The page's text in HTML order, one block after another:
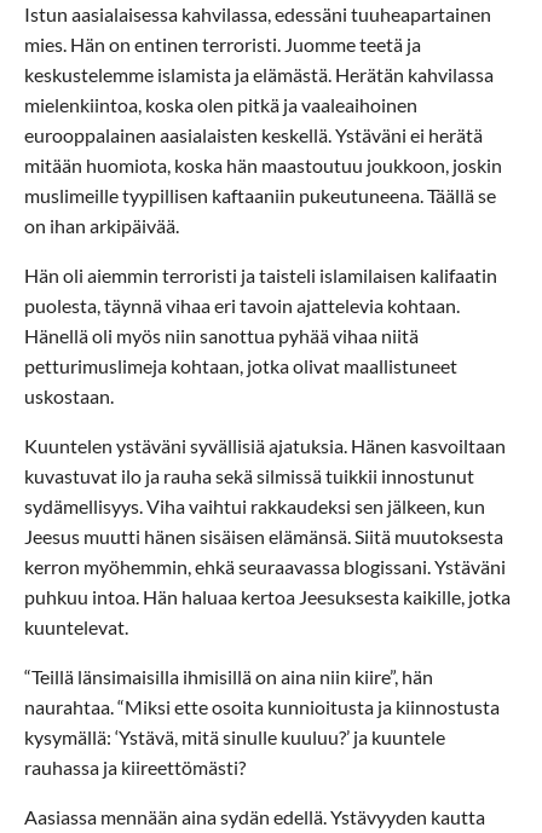
Istun aasialaisessa kahvilassa, edessäni tuuheapartainen
mies. Hän on entinen terroristi. Juomme teetä ja
keskustelemme islamista ja elämästä. Herätän kahvilassa
mielenkiintoa, koska olen pitkä ja vaaleaihoinen
eurooppalainen aasialaisten keskellä. Ystäväni ei herätä
mitään huomiota, koska hän maastoutuu joukkoon, joskin
muslimeille tyypillisen kaftaaniin pukeutuneena. Täällä se
on ihan arkipäivää.
Hän oli aiemmin terroristi ja taisteli islamilaisen kalifaatin
puolesta, täynnä vihaa eri tavoin ajattelevia kohtaan.
Hänellä oli myös niin sanottua pyhää vihaa niitä
petturimuslimeja kohtaan, jotka olivat maallistuneet
uskostaan.
Kuuntelen ystäväni syvällisiä ajatuksia. Hänen kasvoiltaan
kuvastuvat ilo ja rauha sekä silmissä tuikkii innostunut
sydämellisyys. Viha vaihtui rakkaudeksi sen jälkeen, kun
Jeesus muutti hänen sisäisen elämänsä. Siitä muutoksesta
kerron myöhemmin, ehkä seuraavassa blogissani. Ystäväni
puhkuu intoa. Hän haluaa kertoa Jeesuksesta kaikille, jotka
kuuntelevat.
“Teillä länsimaisilla ihmisillä on aina niin kiire”, hän
naurahtaa. “Miksi ette osoita kunnioitusta ja kiinnostusta
kysymällä: ‘Ystävä, mitä sinulle kuuluu?’ ja kuuntele
rauhassa ja kiireettömästi?
Aasiassa mennään aina sydän edellä. Ystävyyden kautta